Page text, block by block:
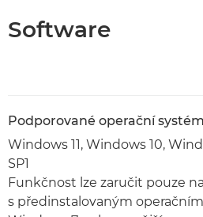
Software
Podporované operační
Windows 11, Windows 10,
SP1
Funkčnost lze zaručit pouze
s předinstalovaným